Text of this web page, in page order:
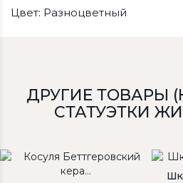
Цвет: Разноцветный
ДРУГИЕ ТОВАРЫ
СТАТУЭТКИ